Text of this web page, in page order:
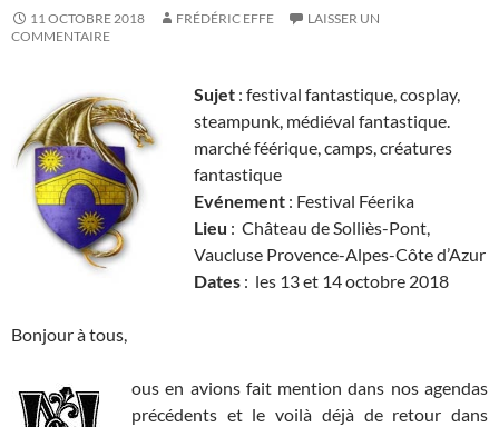
11 OCTOBRE 2018 FRÉDÉRIC EFFE
LAISSER UN
COMMENTAIRE
Sujet : festival fantastique, cosplay,
steampunk, médiéval fantastique.
marché féérique, camps, créatures
fantastique
Evénement : Festival Féerika
Lieu : Château de Solliès-Pont,
Vaucluse Provence-Alpes-Côte d’Azur
Dates : les 13 et 14 octobre 2018
Bonjour à tous,
ous en avions fait mention dans nos agendas
précédents et le voilà déjà de retour dans